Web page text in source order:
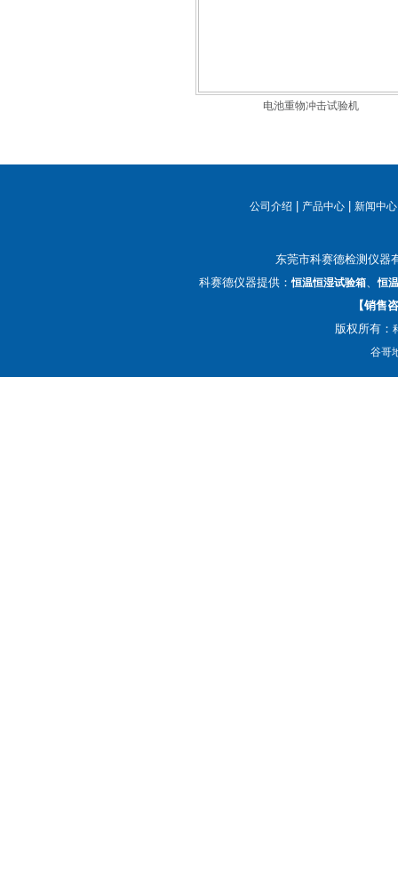
电池重物冲击试验机
公司介绍 | 产品中心 |新闻中心
东莞市科赛德检测仪
科赛德仪器提供：恒温恒湿试验箱 、恒
【销售
版权所有：
谷哥